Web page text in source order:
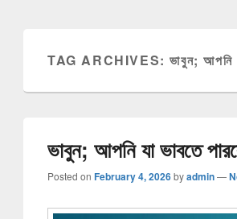
TAG ARCHIVES:ভাবুন; আপনি
ভাবুন; আপনি যা ভাবতে
Posted on February 4, 2026byadmin—